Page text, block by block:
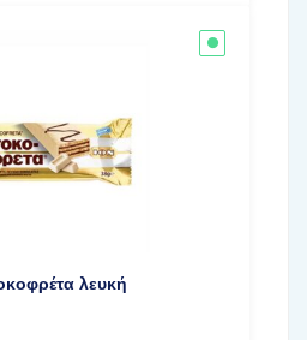
λευκή